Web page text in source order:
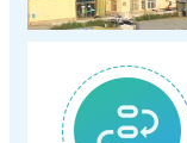
格的公示
正规合法的
医疗服务项目
复盘蓄力提
年度护理管
我院第十期